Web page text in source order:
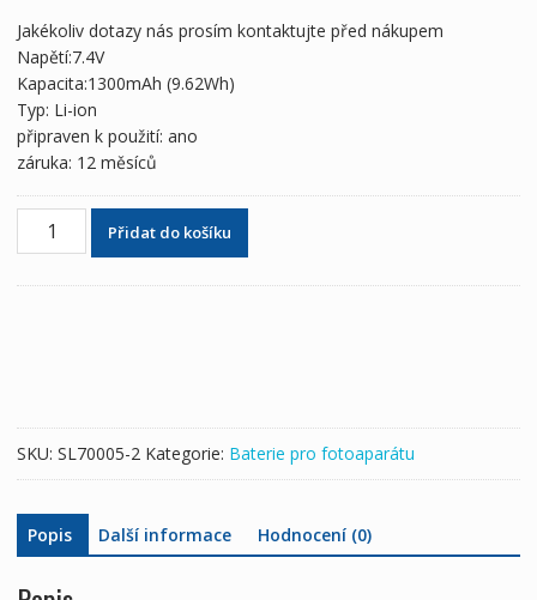
Jakékoliv dotazy nás prosím kontaktujte před nákupem
Napětí:7.4V
Kapacita:1300mAh (9.62Wh)
Typ: Li-ion
připraven k použití: ano
záruka: 12 měsíců
Zcela
nová
G1X,PowerShot
G3X,PowerShot
SX40
HS,PowerShot
SX50
HS,PowerShot
SX60
Přidat do košíku
SKU: SL70005-2 Kategorie: Baterie pro fotoaparátu
Popis Další informace Hodnocení (0)